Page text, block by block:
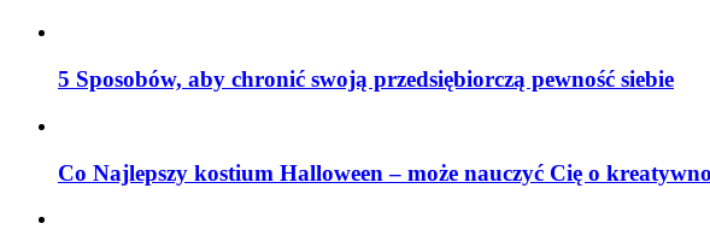
5 Sposobów, aby chronić swoją przedsiębiorczą pewność siebie
Co Najlepszy kostium Halloween – może nauczyć Cię o